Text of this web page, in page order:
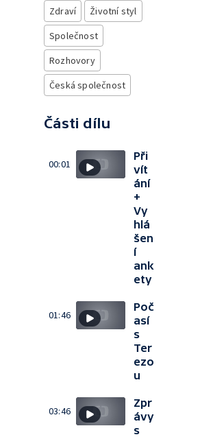
Zdraví
Životní styl
Společnost
Rozhovory
Česká společnost
Části dílu
00:01
Při
vít
ání
+
Vy
hlá
šen
í
ank
ety
01:46
Poč
así
s
Ter
ezo
u
03:46
Zpr
ávy
s